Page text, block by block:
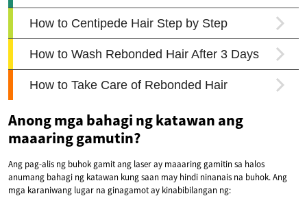
Anong mga bahagi ng katawan ang
maaaring gamutin?
Ang pag-alis ng buhok gamit ang laser ay maaaring gamitin sa halos
anumang bahagi ng katawan kung saan may hindi ninanais na buhok. Ang
mga karaniwang lugar na ginagamot ay kinabibilangan ng: